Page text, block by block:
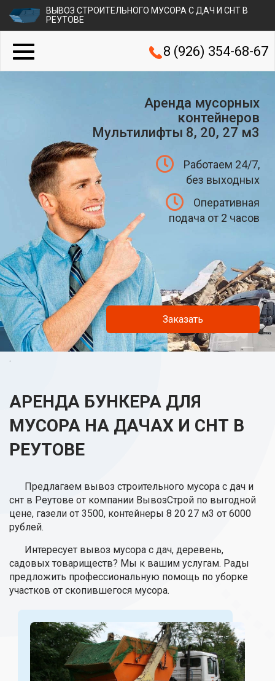
ВЫВОЗ СТРОИТЕЛЬНОГО МУСОРА С ДАЧ И СНТ В
РЕУТОВЕ
8 (926) 354-68-67
Аренда мусорных
контейнеров
Мультилифты 8, 20, 27 м3
Работаем 24/7,
без выходных
Оперативная
подача от 2 часов
Заказать
.
АРЕНДА БУНКЕРА ДЛЯ
МУСОРА НА ДАЧАХ И СНТ В
РЕУТОВЕ
Предлагаем вывоз строительного мусора с дач и
снт в Реутове от компании ВывозСтрой по выгодной
цене, газели от 3500, контейнеры 8 20 27 м3 от 6000
рублей.
Интересует вывоз мусора с дач, деревень,
садовых товариществ? Мы к вашим услугам. Рады
предложить профессиональную помощь по уборке
участков от скопившегося мусора.